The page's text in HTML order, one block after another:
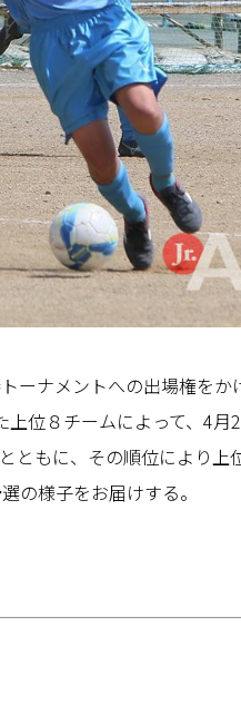
ーナメントへの出場権をか
位８チームによって、4月
ともに、その順位により上
の様子をお届けする。